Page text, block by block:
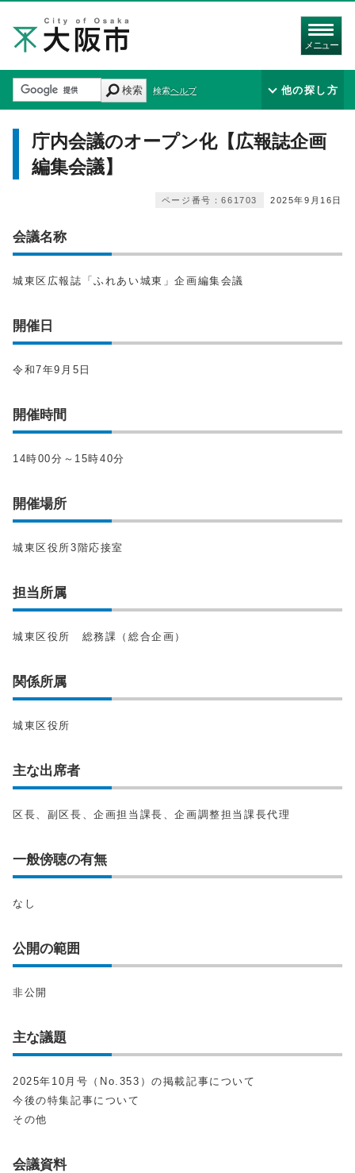
メニュー
検索 検索ヘルプ 他の探し方
庁内会議のオープン化【広報誌企画
編集会議】
2025年9月16日
ページ番号：661703
会議名称
城東区広報誌「ふれあい城東」企画編集会議
開催日
令和7年9月5日
開催時間
14時00分～15時40分
開催場所
城東区役所3階応接室
担当所属
城東区役所 総務課（総合企画）
関係所属
城東区役所
主な出席者
区長、副区長、企画担当課長、企画調整担当課長代理
一般傍聴の有無
なし
公開の範囲
非公開
主な議題
2025年10月号（No.353）の掲載記事について
今後の特集記事について
その他
会議資料